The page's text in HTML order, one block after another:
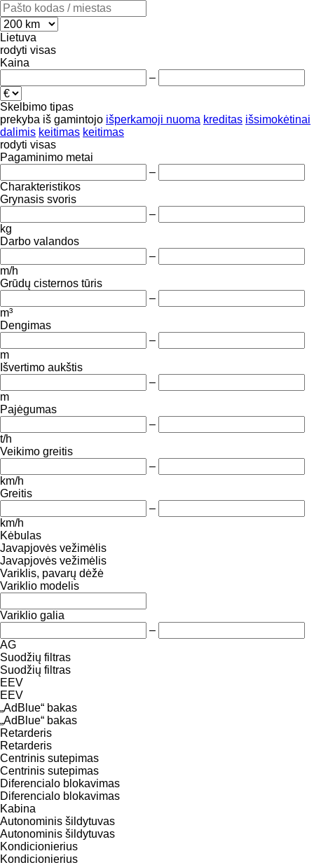
Lietuva
rodyti visas
Kaina
–
Skelbimo tipas
prekyba iš gamintojo išperkamoji nuoma kreditas išsimokėtinai
dalimis keitimas keitimas
rodyti visas
Pagaminimo metai
–
Charakteristikos
Grynasis svoris
–
kg
Darbo valandos
–
m/h
Grūdų cisternos tūris
–
m³
Dengimas
–
m
Išvertimo aukštis
–
m
Pajėgumas
–
t/h
Veikimo greitis
–
km/h
Greitis
–
km/h
Kėbulas
Javapjovės vežimėlis
Javapjovės vežimėlis
Variklis, pavarų dėžė
Variklio modelis
Variklio galia
–
AG
Suodžių filtras
Suodžių filtras
EEV
EEV
„AdBlue“ bakas
„AdBlue“ bakas
Retarderis
Retarderis
Centrinis sutepimas
Centrinis sutepimas
Diferencialo blokavimas
Diferencialo blokavimas
Kabina
Autonominis šildytuvas
Autonominis šildytuvas
Kondicionierius
Kondicionierius